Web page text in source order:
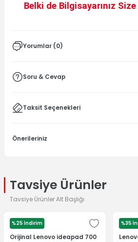
Belki de Bilgisayarınız
Yorumlar (0)
Soru & Cevap
Taksit Seçenekleri
Önerileriniz
Tavsiye Ürünler
Tavsiye Ürünler Alt Başlığı
%25 İndirim
LENOVO
Orijinal Lenovo ideapad 700
%35